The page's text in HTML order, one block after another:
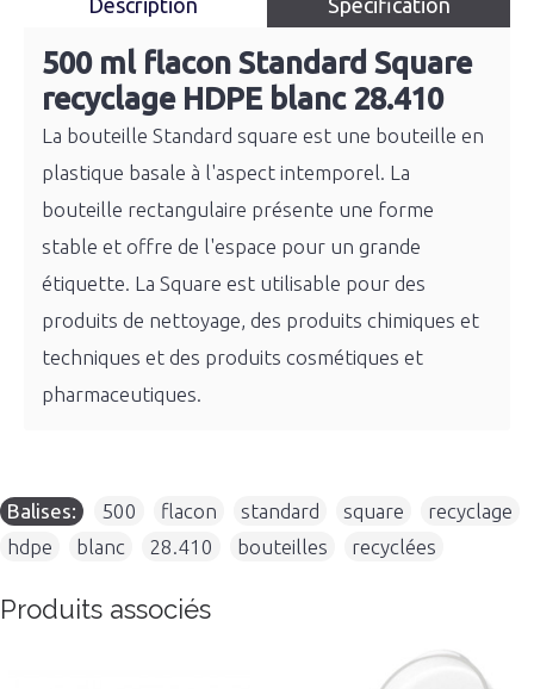
Description Spécification
500 ml flacon Standard Square
recyclage HDPE blanc 28.410
La bouteille Standard square est une bouteille en
plastique basale à l'aspect intemporel. La
bouteille rectangulaire présente une forme
stable et offre de l'espace pour un grande
étiquette. La Square est utilisable pour des
produits de nettoyage, des produits chimiques et
techniques et des produits cosmétiques et
pharmaceutiques.
Balises: 500 flacon standard square recyclage
hdpe
blanc 28.410 bouteilles recyclées
Produits associés